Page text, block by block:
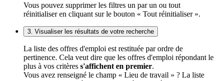
Vous pouvez supprimer les filtres un par un ou tout
réinitialiser en cliquant sur le bouton « Tout réinitialiser ».
3. Visualiser les résultats de votre recherche
La liste des offres d'emploi est restituée par ordre de
pertinence. Cela veut dire que les offres d'emploi répondant le
plus à vos critères s'affichent en premier.
Vous avez renseigné le champ « Lieu de travail » ? La liste